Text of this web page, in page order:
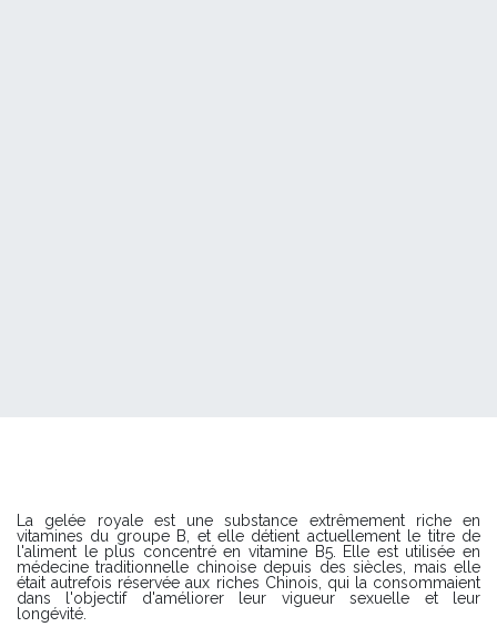
La gelée royale est une substance extrêmement riche en
vitamines du groupe B, et elle détient actuellement le titre de
l'aliment le plus concentré en vitamine B5. Elle est utilisée en
médecine traditionnelle chinoise depuis des siècles, mais elle
était autrefois réservée aux riches Chinois, qui la consommaient
dans l'objectif d'améliorer leur vigueur sexuelle et leur
longévité.